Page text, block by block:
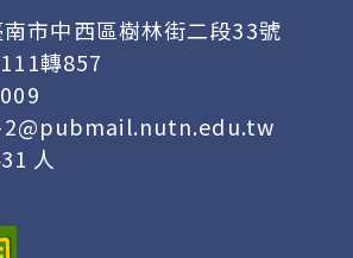
市中西區樹林街二段33號
轉857
人